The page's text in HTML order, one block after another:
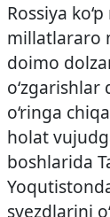
Rossiya
millatlararo
doimo
o‘ringa
holat
boshlarida
syezdlarini